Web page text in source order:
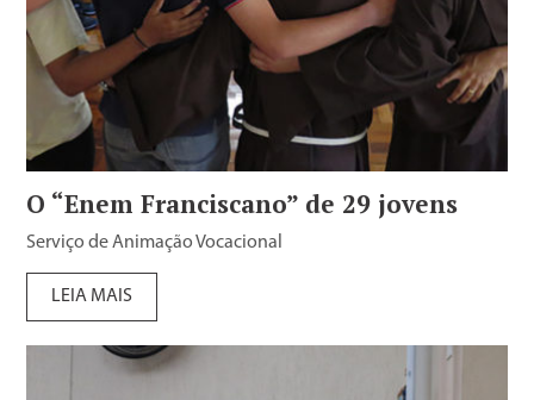
O “Enem Franciscano” de 29 jovens
Serviço de Animação Vocacional
LEIA MAIS